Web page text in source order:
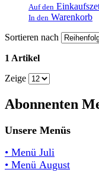
Auf den
In den Warenkorb
Sortieren nach
1 Artikel
Zeige
Abonnenten
Unsere Menüs
• Menü Juli
• Menü August